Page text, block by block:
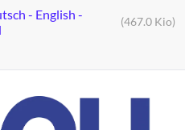
- English -
(467.0 Kio)